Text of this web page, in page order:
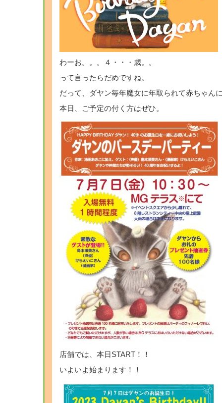
わーお。。。４・・・歳。。
って言ったらだめですね。
だって、ダヤン毎年魔女に年取られて赤ちゃん
本日、ご予定の付く方はぜひ。
店舗では、本日START！！
いよいよ始まります！！